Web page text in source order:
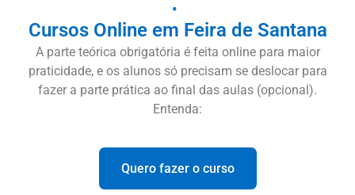
Cursos Online em Feira de Santana
A parte teórica obrigatória é feita online para maior
praticidade, e os alunos só precisam se deslocar para
fazer a parte prática ao final das aulas (opcional).
Entenda:
Quero fazer o curso